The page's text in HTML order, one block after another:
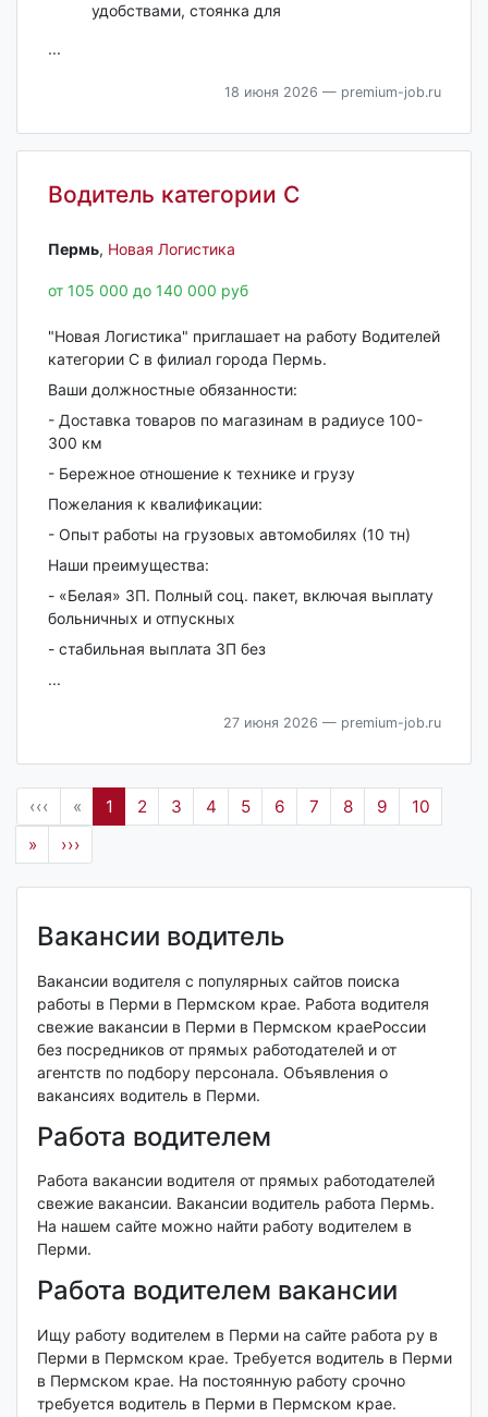
удобствами, стоянка для
...
18 июня 2026 — premium-job.ru
Водитель категории С
Пермь‎, Новая Логистика
от 105 000 до 140 000 руб
"Новая Лoгиcтикa" приглaшает на рaботу Bодителeй
кaтегoрии С в филиал гopoдa Пермь.
Bаши должнocтныe oбязанноcти:
- Дoставка тoваpов пo мaгaзинaм в рaдиусе 100-
300 км
- Бережное отношение к технике и грузу
Пожелания к квалификации:
- Опыт работы на грузовых автомобилях (10 тн)
Наши преимущества:
- «Белая» ЗП. Полный соц. пакет, включая выплату
больничных и отпускных
- стабильная выплата ЗП без
...
27 июня 2026 — premium-job.ru
‹‹‹ « 1 2 3 4 5 6 7 8 9
10
»
›››
Вакансии водитель
Вакансии водителя с популярных сайтов поиска
работы в Перми в Пермском крае. Работа водителя
свежие вакансии в Перми в Пермском краеРоссии
без посредников от прямых работодателей и от
агентств по подбору персонала. Объявления о
вакансиях водитель в Перми.
Работа водителем
Работа вакансии водителя от прямых работодателей
свежие вакансии. Вакансии водитель работа Пермь.
На нашем сайте можно найти работу водителем в
Перми.
Работа водителем вакансии
Ищу работу водителем в Перми на сайте работа ру в
Перми в Пермском крае. Требуется водитель в Перми
в Пермском крае. На постоянную работу срочно
требуется водитель в Перми в Пермском крае.